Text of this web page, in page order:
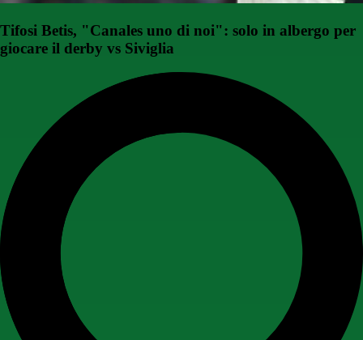
Tifosi Betis, "Canales uno di noi": solo in albergo per
giocare il derby vs Siviglia